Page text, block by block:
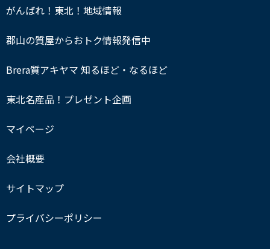
がんばれ！東北！地域情報
郡山の質屋からおトク情報発信中
Brera質アキヤマ 知るほど・なるほど
東北名産品！プレゼント企画
マイページ
会社概要
サイトマップ
プライバシーポリシー